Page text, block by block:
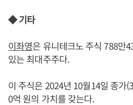
◆ 기타
이좌영은 유니테크노 주식 788만
있는 최대주주다.
이 주식은 2024년 10월14일 종가
0억 원의 가치를 갖는다.